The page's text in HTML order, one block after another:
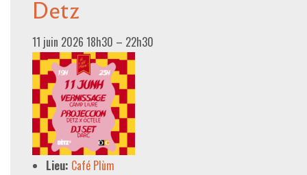
Detz
11 juin 2026 18h30 – 22h30
Lieu: Café Plùm